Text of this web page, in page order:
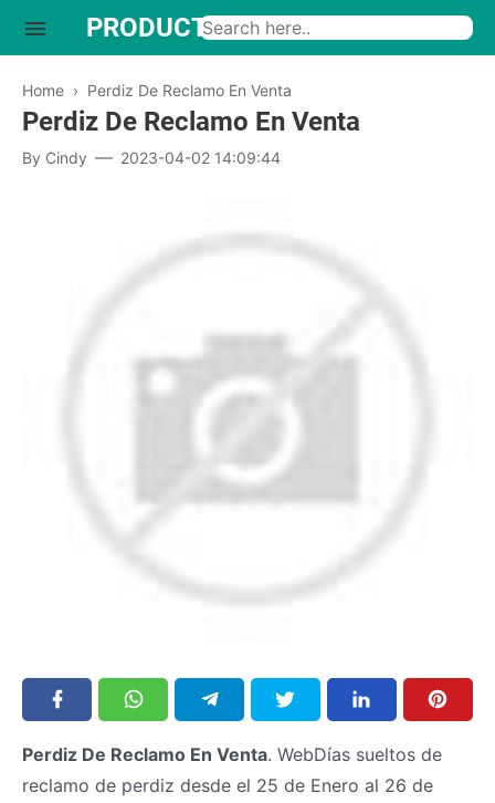
Home › Perdiz De Reclamo En Venta
Perdiz De Reclamo En Venta
By Cindy 2023-04-02 14:09:44
Perdiz De Reclamo En Venta. WebDías sueltos de
reclamo de perdiz desde el 25 de Enero al 26 de